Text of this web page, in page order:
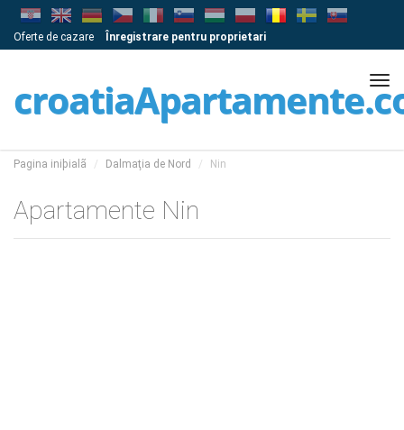
Oferte de cazare Înregistrare pentru proprietari
Pagina iniþialã Dalmaţia de Nord Nin
Apartamente Nin